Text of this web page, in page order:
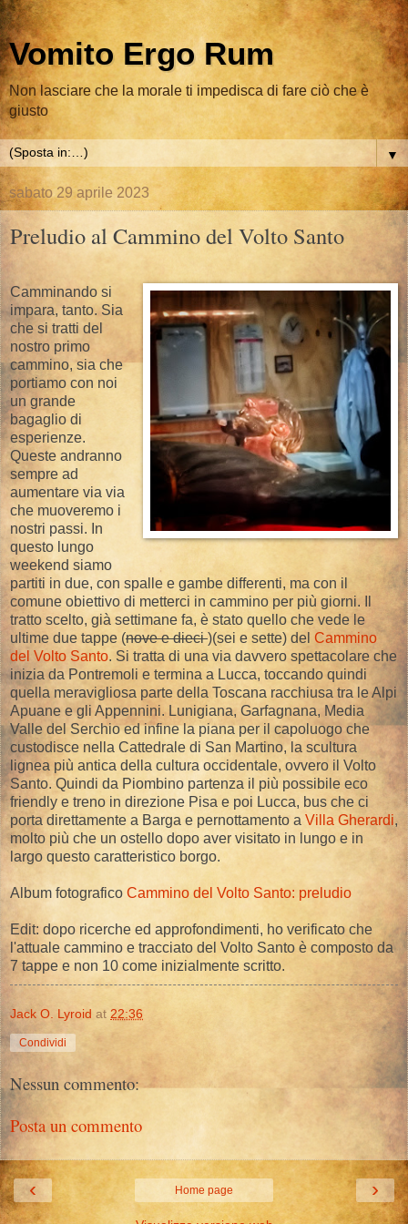
Vomito Ergo Rum
Non lasciare che la morale ti impedisca di fare ciò che è
giusto
▼
sabato 29 aprile 2023
Preludio al Cammino del Volto Santo
Camminando si
impara, tanto. Sia
che si tratti del
nostro primo
cammino, sia che
portiamo con noi
un grande
bagaglio di
esperienze.
Queste andranno
sempre ad
aumentare via via
che muoveremo i
nostri passi. In
questo lungo
weekend siamo
partiti in due, con spalle e gambe differenti, ma con il
comune obiettivo di metterci in cammino per più giorni. Il
tratto scelto, già settimane fa, è stato quello che vede le
ultime due tappe (nove e dieci)(sei e sette) del Cammino
del Volto Santo. Si tratta di una via davvero spettacolare che
inizia da Pontremoli e termina a Lucca, toccando quindi
quella meravigliosa parte della Toscana racchiusa tra le Alpi
Apuane e gli Appennini. Lunigiana, Garfagnana, Media
Valle del Serchio ed infine la piana per il capoluogo che
custodisce nella Cattedrale di San Martino, la scultura
lignea più antica della cultura occidentale, ovvero il Volto
Santo. Quindi da Piombino partenza il più possibile eco
friendly e treno in direzione Pisa e poi Lucca, bus che ci
porta direttamente a Barga e pernottamento a Villa Gherardi,
molto più che un ostello dopo aver visitato in lungo e in
largo questo caratteristico borgo.
Album fotografico Cammino del Volto Santo: preludio
Edit: dopo ricerche ed approfondimenti, ho verificato che
l'attuale cammino e tracciato del Volto Santo è composto da
7 tappe e non 10 come inizialmente scritto.
Jack O. Lyroid at 22:36
Condividi
Nessun commento:
Posta un commento
‹ ›
Home page